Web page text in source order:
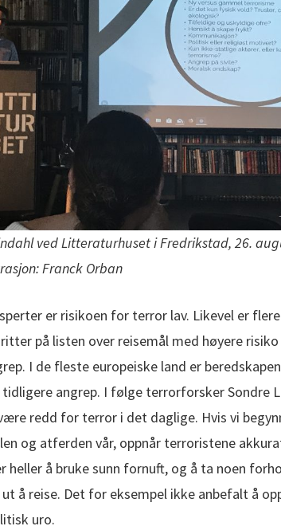
ved Litteraturhuset i Fredrikstad, 26.
Franck Orban
er risikoen for terror lav. Likevel er
på listen over reisemål med høyere
I de fleste europeiske land er
angrep. I følge terrorforsker Sondre
redd for terror i det daglige. Hvis vi
og atferden vår, oppnår terroristene
heller å bruke sunn fornuft, og å ta noen
å reise. Det for eksempel ikke anbefalt å
uro.